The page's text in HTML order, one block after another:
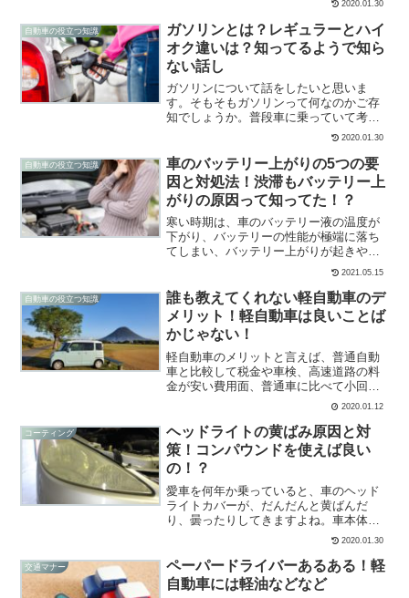
だったと発見した装備があります。今回
は、現在実用化されている...
2020.01.30
自動車の役立つ知識
ガソリンとは？レギュラーとハイ
オク違いは？知ってるようで知ら
ない話し
ガソリンについて話をしたいと思いま
す。そもそもガソリンって何なのかご存
知でしょうか。普段車に乗っていて考え
る事もなく給油されている事が多いと思
あって、いろいろなブランドからガソリ
ンが販売されています。ガソ...
2020.01.30
自動車の役立つ知識
車のバッテリー上がりの5つの要
因と対処法！渋滞もバッテリー上
がりの原因って知ってた！？
寒い時期は、車のバッテリー液の温度が
下がり、バッテリーの性能が極端に落ち
てしまい、バッテリー上がりが起きやす
くなります。車のバッテリー上がりの原
因は、バッテリー自体の寿命が近づいて
いるせいばかりとは限りません。ちょっ
としたことに気をつけるだ...
2021.05.15
自動車の役立つ知識
誰も教えてくれない軽自動車のデ
メリット！軽自動車は良いことば
かじゃない！
軽自動車のメリットと言えば、普通自動
車と比較して税金や車検、高速道路の料
金が安い費用面、普通車に比べて小回り
が利くので車庫入れやUターンなどの機能
面など、軽自動車にはさまざまなメリッ
トがあります。では、反対に普通車と比
較して軽自動車が劣って...
2020.01.12
コーティング
ヘッドライトの黄ばみ原因と対
策！コンパウンドを使えば良い
の！？
愛車を何年か乗っていると、車のヘッド
ライトカバーが、だんだんと黄ばんだ
り、曇ったりしてきますよね。車本体が
綺麗でも、ヘッドライトカバーが黄ばん
で劣化していると、車が古く見えたりし
て何だか見た目が悪いですよね。ヘッド
ライトが黄ばんで曇りがひど...
2020.01.30
交通マナー
ペーパードライバーあるある！軽
自動車には軽油などなど